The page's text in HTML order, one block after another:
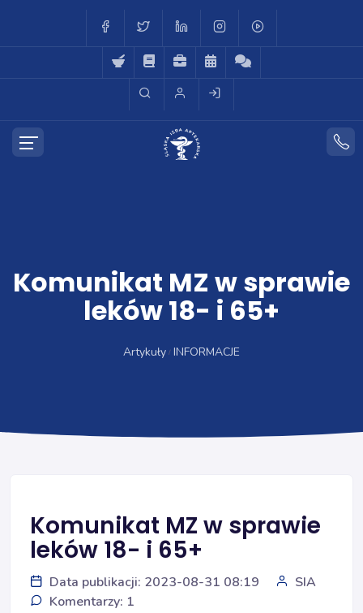
Komunikat MZ w sprawie
leków 18- i 65+
Artykuły INFORMACJE
Komunikat MZ w sprawie
leków 18- i 65+
Data publikacji: 2023-08-31 08:19
SIA
Komentarzy: 1